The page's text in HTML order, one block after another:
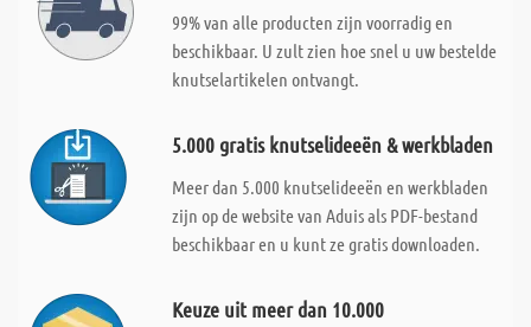
99% van alle producten zijn voorradig en
beschikbaar. U zult zien hoe snel u uw bestelde
knutselartikelen ontvangt.
5.000 gratis knutselideeën & werkbladen
Meer dan 5.000 knutselideeën en werkbladen
zijn op de website van Aduis als PDF-bestand
beschikbaar en u kunt ze gratis downloaden.
Keuze uit meer dan 10.000